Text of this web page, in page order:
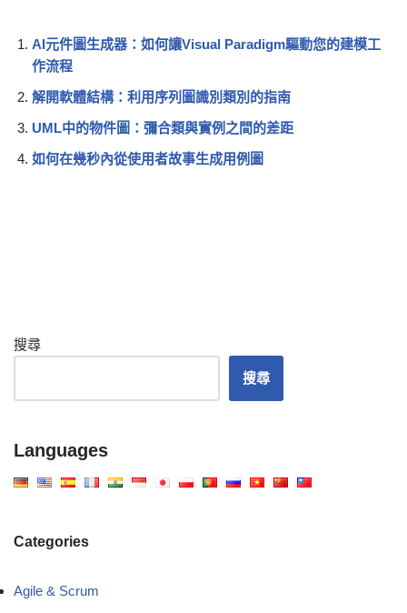
AI元件圖生成器：如何讓Visual Paradigm驅動您的建模工
作流程
解開軟體結構：利用序列圖識別類別的指南
UML中的物件圖：彌合類與實例之間的差距
如何在幾秒內從使用者故事生成用例圖
搜尋
搜尋
Languages
Categories
Agile & Scrum